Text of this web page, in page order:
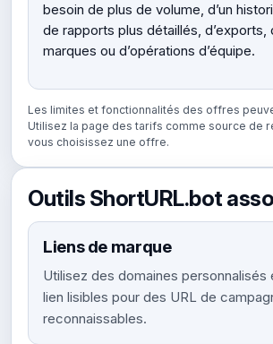
besoin de plus de volume, d’un
de rapports plus détaillés, d’exports,
marques ou d’opérations d’équipe.
Les limites et fonctionnalités des offres
Utilisez la page des tarifs comme source de
vous choisissez une offre.
Outils ShortURL.bot
Liens de marque
Utilisez des domaines personnalisés
lien lisibles pour des URL de
reconnaissables.